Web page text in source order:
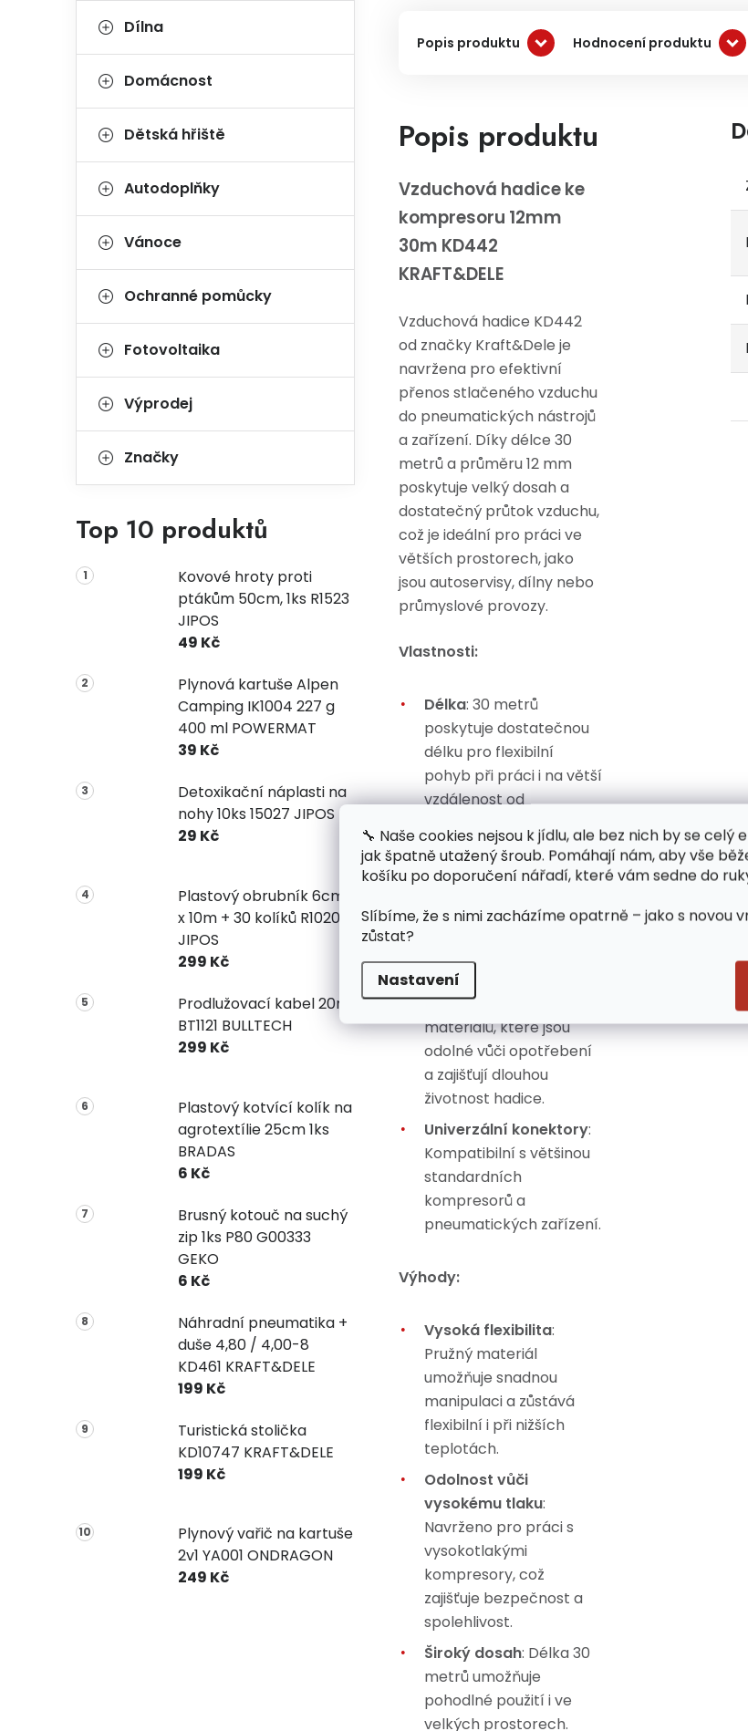
🔧 Naše cookies nejsou k jídlu, ale bez nich by se celý
jak špatně utažený šroub. Pomáhají nám, aby vše
košíku po doporučení nářadí, které vám sedne do
Slíbíme, že s nimi zacházíme opatrně – jako s novou
zůstat?
Nastavení
Dílna
Domácnost
Dětská hřiště
Autodoplňky
Vánoce
Ochranné pomůcky
Fotovoltaika
Výprodej
Značky
Top 10 produktů
Kovové hroty proti
ptákům 50cm, 1ks R1523
JIPOS
49 Kč
Plynová kartuše Alpen
Camping IK1004 227 g
400 ml POWERMAT
39 Kč
Detoxikační náplasti na
nohy 10ks 15027 JIPOS
29 Kč
Plastový obrubník 6cm
x 10m + 30 kolíků R1020
JIPOS
299 Kč
Prodlužovací kabel 20m
BT1121 BULLTECH
299 Kč
Plastový kotvící kolík na
agrotextílie 25cm 1ks
BRADAS
6 Kč
Brusný kotouč na suchý
zip 1ks P80 G00333
GEKO
6 Kč
Náhradní pneumatika +
duše 4,80 / 4,00-8
KD461 KRAFT&DELE
199 Kč
Turistická stolička
KD10747 KRAFT&DELE
199 Kč
Plynový vařič na kartuše
2v1 YA001 ONDRAGON
249 Kč
Popis produktu Hodnocení produktu
Popis produktu
Vzduchová hadice ke
kompresoru 12mm
30m KD442
KRAFT&DELE
Vzduchová hadice KD442
od značky Kraft&Dele je
navržena pro efektivní
přenos stlačeného vzduchu
do pneumatických nástrojů
a zařízení. Díky délce 30
metrů a průměru 12 mm
poskytuje velký dosah a
dostatečný průtok vzduchu,
což je ideální pro práci ve
větších prostorech, jako
jsou autoservisy, dílny nebo
průmyslové provozy.
Vlastnosti:
Délka: 30 metrů
poskytuje dostatečnou
délku pro flexibilní
pohyb při práci i na větší
vzdálenost od
Průměr: 12 mm, což
zajišťuje silný průtok
vyšší spotřebou
Odolný materiál
Vyrobeno z kvalitních
materiálů, které jsou
odolné vůči opotřebení
a zajišťují dlouhou
životnost hadice.
Univerzální konektory:
Kompatibilní s většinou
standardních
kompresorů a
pneumatických zařízení.
Výhody:
Vysoká flexibilita:
Pružný materiál
umožňuje snadnou
manipulaci a zůstává
flexibilní i při nižších
teplotách.
Odolnost vůči
vysokému tlaku:
Navrženo pro práci s
vysokotlakými
kompresory, což
zajišťuje bezpečnost a
spolehlivost.
Široký dosah: Délka 30
metrů umožňuje
pohodlné použití i ve
velkých prostorech.